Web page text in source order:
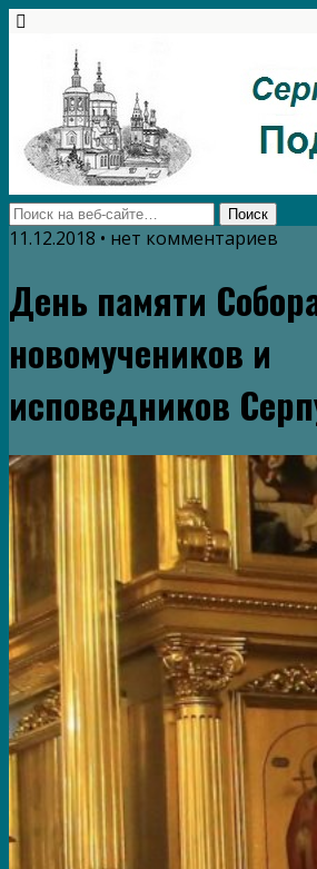
11.12.2018 • нет комментариев
День памяти
новомучеников и
исповедников